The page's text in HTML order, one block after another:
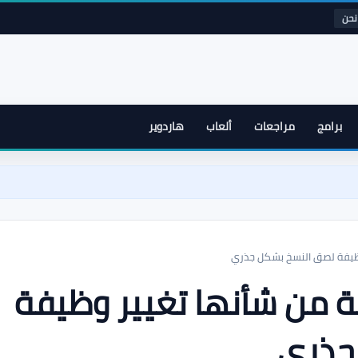
برامج مراجعات ألعاب هاردوير
لصق النسخ بشكل جذري
من شأنها تغيير وظيفة